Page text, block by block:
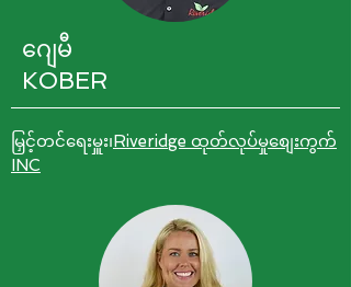
ဂျေမီ
KOBER
မြှင့်တင်ရေးမှူး၊Riveridge ထုတ်လုပ်မှုစျေးကွက်
INC